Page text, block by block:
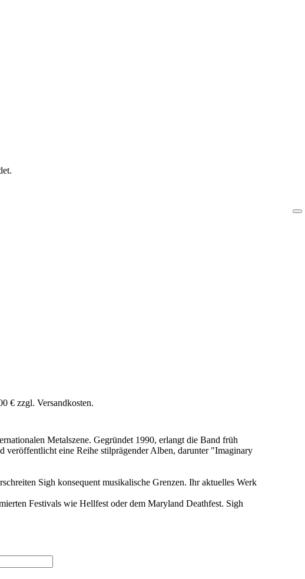
€ zzgl. Versandkosten.
Metalszene. Gegründet 1990, erlangt die Band früh
eine Reihe stilprägender Alben, darunter "Imaginary
Sigh konsequent musikalische Grenzen. Ihr aktuelles Werk
Festivals wie Hellfest oder dem Maryland Deathfest. Sigh